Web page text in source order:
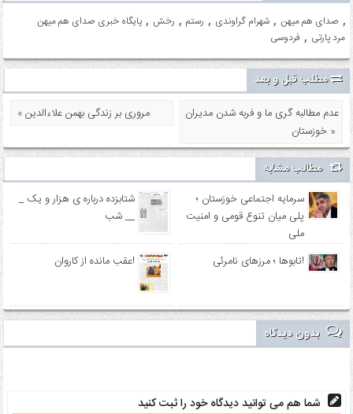
پایگاه خبری صدای هم میهن , رخش , رستم , شهرام گراوندی , صدای هم میهن ,
فردوسی , مرد پارتی
مطلب قبل و بعد
عدم مطالبه گری ما و فربه شدن مدیران
خوزستان »
« مروری بر زندگی بهمن علاءالدین
مطالب مشابه
سرمایه اجتماعی خوزستان ؛
پلی میان تنوع قومی و امنیت
ملی
_ شتابزده درباره ی هزار و یک
شب __
تابوها ؛ مرزهای نامرئی! عقب مانده از کاروان!
بدون دیدگاه